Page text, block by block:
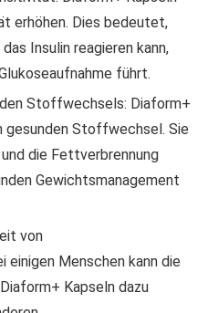
erhöhen. Dies bedeutet,
Insulin reagieren kann,
führt.
Stoffwechsels: Diaform+
gesunden Stoffwechsel. Sie
die Fettverbrennung
Gewichtsmanagement
von
einigen Menschen kann die
Kapseln dazu